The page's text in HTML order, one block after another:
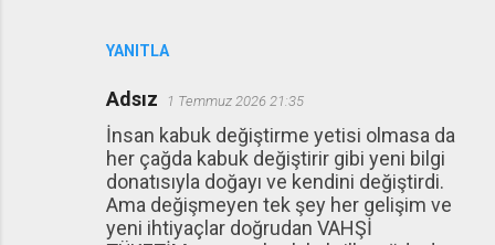
YANITLA
Adsız 1 Temmuz 2026 21:35
İnsan kabuk değiştirme yetisi olmasa da
her çağda kabuk değiştirir gibi yeni bilgi
donatısıyla doğayı ve kendini değiştirdi.
Ama değişmeyen tek şey her gelişim ve
yeni ihtiyaçlar doğrudan VAHŞİ